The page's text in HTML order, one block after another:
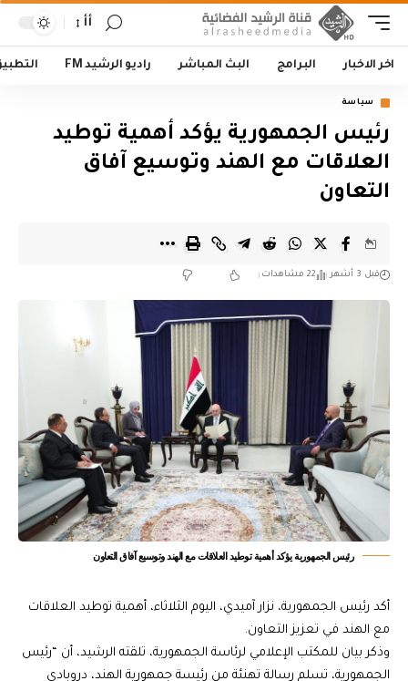
أأ
اخر الاخبار البرامج البث المباشر راديو الرشيد FM
سياسة
رئيس الجمهورية يؤكد أهمية توطيد
العلاقات مع الهند وتوسيع آفاق
التعاون
قبل 3 أشهر 22 مشاهدات
رئيس الجمهورية يؤكد أهمية توطيد العلاقات مع الهند وتوسيع آفاق التعاون
أكد رئيس الجمهورية، نزار آميدي، اليوم الثلاثاء، أهمية توطيد العلاقات
مع الهند في تعزيز التعاون.
وذكر بيان للمكتب الإعلامي لرئاسة الجمهورية، تلقته الرشيد، أن “رئيس
الجمهورية، تسلم رسالة تهنئة من رئيسة جمهورية الهند، دروبادي